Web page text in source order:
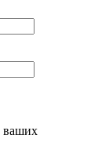
ваших